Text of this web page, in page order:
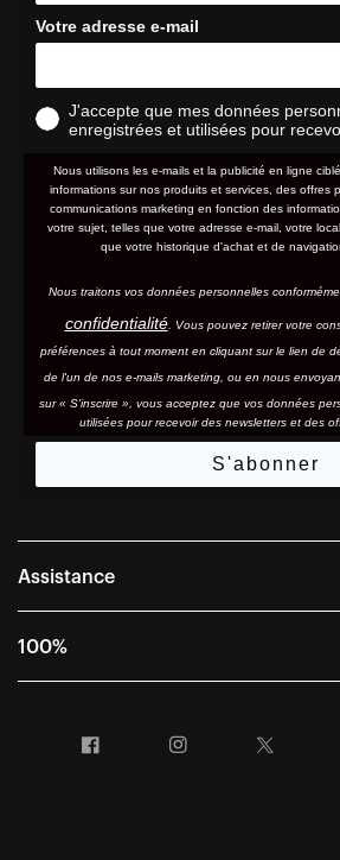
Votre adresse e-mail
J'accepte que mes données
enregistrées et utilisées pour
Nous utilisons les e-mails et la publicité en ligne
informations sur nos produits et services, des offres
communications marketing en fonction des
votre sujet, telles que votre adresse e-mail, votre
que votre historique d'achat et de
Nous traitons vos données personnelles
confidentialité. Vous pouvez retirer votre
préférences à tout moment en cliquant sur le lien de
de l'un de nos e-mails marketing, ou en nous
sur « S'inscrire », vous acceptez que vos données
utilisées pour recevoir des newsletters et des
S'abonner
Assistance
Foire aux questions
Conditions générales de vente
100%
Informations sur l'entreprise
Facebook Instagram